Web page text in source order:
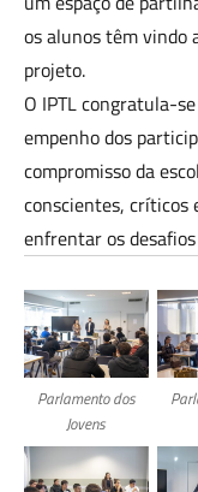
os alunos têm vindo
projeto.
O IPTL congratula-
empenho dos
compromisso da
conscientes, críticos
enfrentar os
Parlamento dos
Jovens